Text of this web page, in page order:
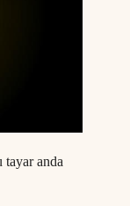
tayar anda